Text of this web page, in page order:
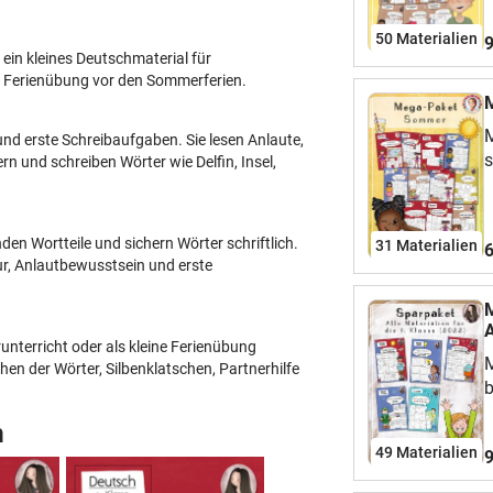
ein kleines Deutschmaterial für
vor den Sommerferien.
erste Schreibaufgaben. Sie lesen Anlaute,
und schreiben Wörter wie Delfin, Insel,
Wortteile und sichern Wörter schriftlich.
Anlautbewusstsein und erste
oder als kleine Ferienübung
der Wörter, Silbenklatschen, Partnerhilfe
50 Materialien
31 Materialien
49 Materialien